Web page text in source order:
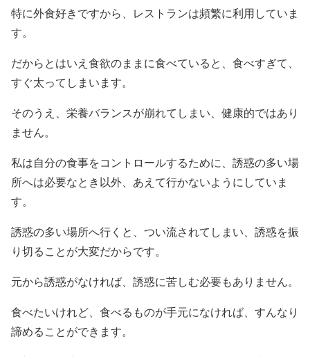
特に外食好きですから、レストランは頻繁に利用していま
す。
だからとはいえ食欲のままに食べていると、食べすぎて、
すぐ太ってしまいます。
そのうえ、栄養バランスが崩れてしまい、健康的ではあり
ません。
私は自分の食事をコントロールするために、誘惑の多い場
所へは必要なとき以外、あえて行かないようにしていま
す。
誘惑の多い場所へ行くと、つい流されてしまい、誘惑を振
り切ることが大変だからです。
元から誘惑がなければ、誘惑に苦しむ必要もありません。
食べたいけれど、食べるものが手元になければ、すんなり
諦めることができます。